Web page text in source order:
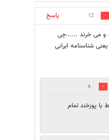
12
پاسخ
و می خرند ......چی
شناسنامه ایرانی
4
پوزخند تمام